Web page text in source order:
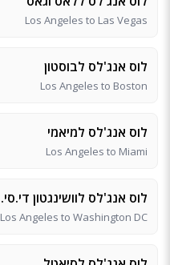
Los Angeles to Las Vegas
לוס אנג'לס לבוסטון
Los Angeles to Boston
לוס אנג'לס למיאמי
Los Angeles to Miami
לוס אנג'לס לוושינגטון די.סי.
Los Angeles to Washington DC